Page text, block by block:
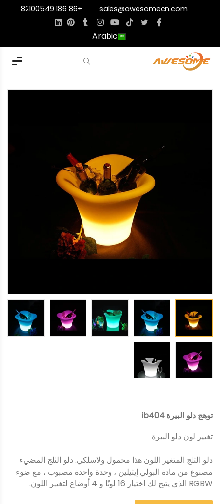
sales@awesomecn.com
+86 186 82100549
Arabic
توهج دلو البيرة ib404
تغيير لون دلو البيرة
دلو الثلج المتغير اللون هذا محمول ولاسلكي. دلو الثلج المضيء
مصنوع من مادة البولي إيثيلين ، وحدة واحدة مصبوب ، مع ضوء
RGBW الذي يتيح لك اختيار 16 لونًا و 4 أوضاع لتغيير اللون.